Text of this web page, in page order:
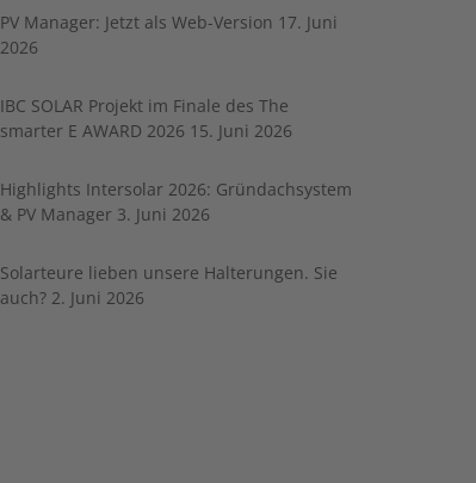
PV Manager: Jetzt als Web-Version 17. Juni
2026
IBC SOLAR Projekt im Finale des The
smarter E AWARD 2026 15. Juni 2026
Highlights Intersolar 2026: Gründachsystem
& PV Manager 3. Juni 2026
Solarteure lieben unsere Halterungen. Sie
auch? 2. Juni 2026